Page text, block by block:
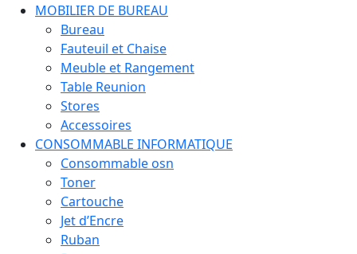
MOBILIER DE BUREAU
Bureau
Fauteuil et Chaise
Meuble et Rangement
Table Reunion
Stores
Accessoires
CONSOMMABLE INFORMATIQUE
Consommable osn
Toner
Cartouche
Jet d’Encre
Ruban